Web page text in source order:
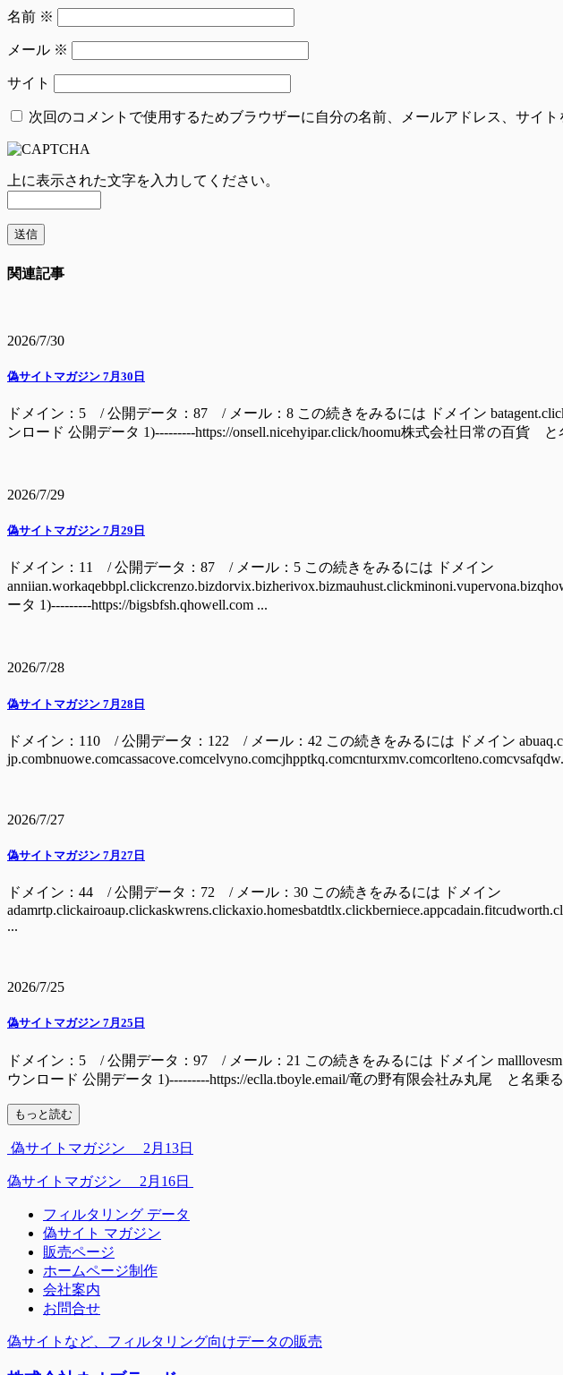
名前 ※
メール ※
サイト
次回のコメントで使用するためブラウザーに自分の名前、メールアドレス、サイト
上に表示された文字を入力してください。
関連記事
2026/7/30
偽サイトマガジン 7月30日
ドメイン：5 / 公開データ：87 / メール：8 この続きをみるには ドメイン
ンロード 公開データ 1)---------https://onsell.nicehyipar.click/hoomu株式会社日常の百貨
2026/7/29
偽サイトマガジン 7月29日
ドメイン：11 / 公開データ：87 / メール：5 この続きをみるには ドメイン
ータ 1)---------https://bigsbfsh.qhowell.com ...
2026/7/28
偽サイトマガジン 7月28日
ドメイン：110 / 公開データ：122 / メール：42 この続きをみるには ドメイン
2026/7/27
偽サイトマガジン 7月27日
ドメイン：44 / 公開データ：72 / メール：30 この続きをみるには ドメイン
...
2026/7/25
偽サイトマガジン 7月25日
ドメイン：5 / 公開データ：97 / メール：21 この続きをみるには ドメイン
ウンロード 公開データ 1)---------https://eclla.tboyle.email/竜の野有限会社み丸尾 と名乗
もっと読む
偽サイトマガジン 2月13日
偽サイトマガジン 2月16日
フィルタリング データ
偽サイト マガジン
販売ページ
ホームページ制作
会社案内
お問合せ
偽サイトなど、フィルタリング向けデータの販売